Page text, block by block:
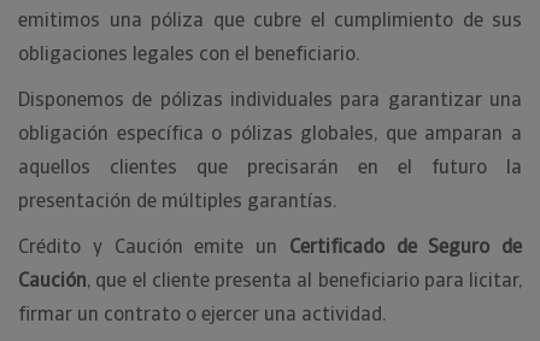
emitimos una póliza que cubre el cumplimiento de sus
obligaciones legales con el beneficiario.
Disponemos de pólizas individuales para garantizar una
obligación específica o pólizas globales, que amparan a
aquellos clientes que precisarán en el futuro la
presentación de múltiples garantías.
Crédito y Caución emite un Certificado de Seguro de
Caución, que el cliente presenta al beneficiario para licitar,
firmar un contrato o ejercer una actividad.